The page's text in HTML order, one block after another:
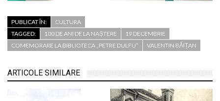
PUBLICAT ÎN:
CULTURA
TAGGED:
100 DE ANI DE LA NAȘTERE
19 DECEMBRIE
COMEMORARE LA BIBLIOTECA „PETRE DULFU”
VALENTIN BĂIȚAN
ARTICOLE SIMILARE